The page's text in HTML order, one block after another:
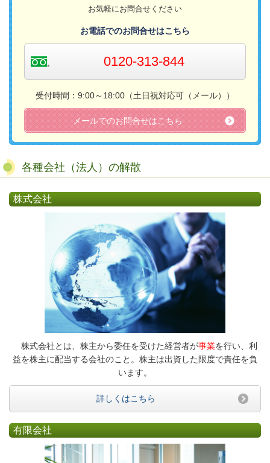
お気軽にお問合せください
お電話でのお問合せはこちら
0120-313-844
受付時間：9:00～18:00（土日祝対応可（メール））​
メールでのお問合せはこちら
各種会社（法人）の解散
株式会社
株式会社とは、株主から委任を受けた経営者が事業を行い、利
益を株主に配当する会社のこと。株主は出資した限度で責任を負
います。
詳しくはこちら
有限会社